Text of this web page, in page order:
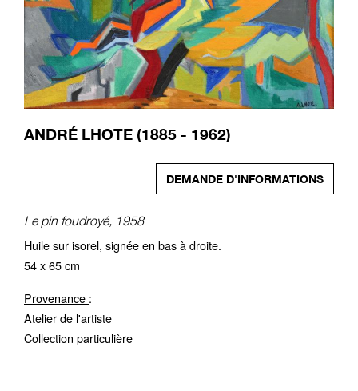
ANDRÉ LHOTE (1885 - 1962)
DEMANDE D'INFORMATIONS
Le pin foudroyé, 1958
Huile sur isorel, signée en bas à droite.
54 x 65 cm
Provenance :
Atelier de l'artiste
Collection particulière